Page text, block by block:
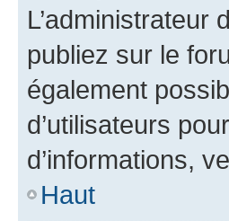
publiez sur le
également
d’utilisateurs
d’informations,
Haut